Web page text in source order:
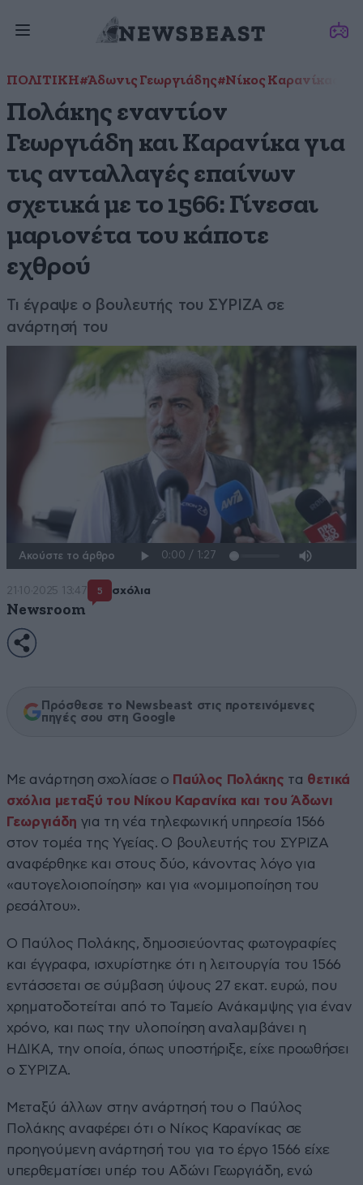
ΠΟΛΙΤΙΚΗ#Άδωνις Γεωργιάδης#Νίκος Καρανίκας
Πολάκης εναντίον
Γεωργιάδη και Καρανίκα για
τις ανταλλαγές επαίνων
σχετικά με το 1566: Γίνεσαι
μαριονέτα του κάποτε
εχθρού
Τι έγραψε ο βουλευτής του ΣΥΡΙΖΑ σε
ανάρτησή του
Ακούστε το άρθρο
21·10·2025 13:47 5 σχόλια
Newsroom
Πρόσθεσε το Newsbeast στις προτεινόμενες
πηγές σου στη Google
Με ανάρτηση σχολίασε ο Παύλος Πολάκης τα θετικά
σχόλια μεταξύ του Νίκου Καρανίκα και του Άδωνι
Γεωργιάδη για τη νέα τηλεφωνική υπηρεσία 1566
στον τομέα της Υγείας. Ο βουλευτής του ΣΥΡΙΖΑ
αναφέρθηκε και στους δύο, κάνοντας λόγο για
«αυτογελοιοποίηση» και για «νομιμοποίηση του
ρεσάλτου».
Ο Παύλος Πολάκης, δημοσιεύοντας φωτογραφίες
και έγγραφα, ισχυρίστηκε ότι η λειτουργία του 1566
εντάσσεται σε σύμβαση ύψους 27 εκατ. ευρώ, που
χρηματοδοτείται από το Ταμείο Ανάκαμψης για έναν
χρόνο, και πως την υλοποίηση αναλαμβάνει η
ΗΔΙΚΑ, την οποία, όπως υποστήριξε, είχε προωθήσει
ο ΣΥΡΙΖΑ.
Μεταξύ άλλων στην ανάρτησή του ο Παύλος
Πολάκης αναφέρει ότι ο Νίκος Καρανίκας σε
προηγούμενη ανάρτησή του για το έργο 1566 είχε
υπερθεματίσει υπέρ του Αδώνι Γεωργιάδη, ενώ